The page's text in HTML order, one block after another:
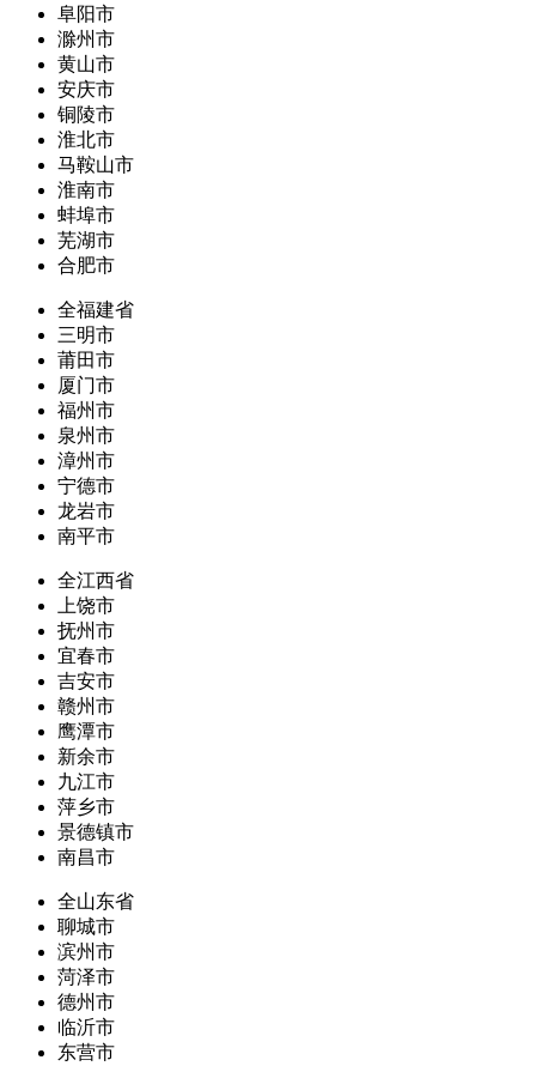
阜阳市
滁州市
黄山市
安庆市
铜陵市
淮北市
马鞍山市
淮南市
蚌埠市
芜湖市
合肥市
全福建省
三明市
莆田市
厦门市
福州市
泉州市
漳州市
宁德市
龙岩市
南平市
全江西省
上饶市
抚州市
宜春市
吉安市
赣州市
鹰潭市
新余市
九江市
萍乡市
景德镇市
南昌市
全山东省
聊城市
滨州市
菏泽市
德州市
临沂市
东营市